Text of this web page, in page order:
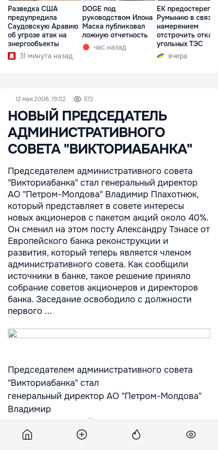
Разведка США
предупредила
Саудовскую Аравию
об угрозе атак на
энергообъекты
31 минута назад
DOGE под
руководством Илона
Маска публиковал
ложную отчетность
час назад
ЕК предостерегла
Румынию в связи
намерением
отстрочить отказ
угольных ТЭС
вчера
12 мая 2006, 19:02 572
НОВЫЙ ПРЕДСЕДАТЕЛЬ
АДМИНИСТРАТИВНОГО
СОВЕТА "ВИКТОРИАБАНКА"
Председателем административного совета
"Викториабанка" стал генеральный директор
АО "Петром-Молдова" Владимир Плахотнюк,
который представляет в совете интересы
новых акционеров с пакетом акций около 40%.
Он сменил на этом посту Александру Тэнасе от
Европейского банка реконструкции и
развития, который теперь является членом
административного совета. Как сообщили
источники в банке, такое решение приняло
собрание советов акционеров и директоров
банка. Заседание освободило с должности
первого ...
Председателем административного совета
"Викториабанка" стал
генеральный директор АО "Петром-Молдова"
Владимир
Плахотнюк, который представляет в совете
интересы новых